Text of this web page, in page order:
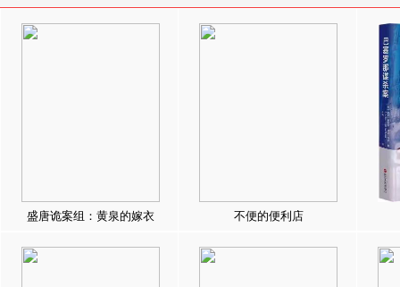
盛唐诡案组：黄泉的嫁衣 不便的便利店